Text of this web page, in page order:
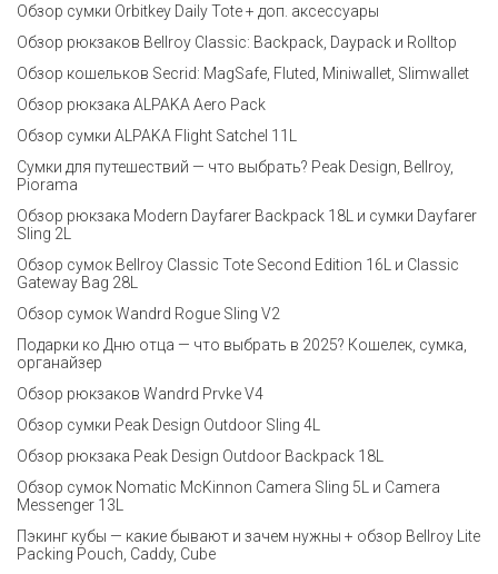
Обзор сумки Orbitkey Daily Tote + доп. аксессуары
Обзор рюкзаков Bellroy Classic: Backpack, Daypack и Rolltop
Обзор кошельков Secrid: MagSafe, Fluted, Miniwallet, Slimwallet
Обзор рюкзака ALPAKA Aero Pack
Обзор сумки ALPAKA Flight Satchel 11L
Сумки для путешествий — что выбрать? Peak Design, Bellroy,
Piorama
Обзор рюкзака Modern Dayfarer Backpack 18L и сумки Dayfarer
Sling 2L
Обзор сумок Bellroy Classic Tote Second Edition 16L и Classic
Gateway Bag 28L
Обзор сумок Wandrd Rogue Sling V2
Подарки ко Дню отца — что выбрать в 2025? Кошелек, сумка,
органайзер
Обзор рюкзаков Wandrd Prvke V4
Обзор сумки Peak Design Outdoor Sling 4L
Обзор рюкзака Peak Design Outdoor Backpack 18L
Обзор сумок Nomatic McKinnon Camera Sling 5L и Camera
Messenger 13L
Пэкинг кубы — какие бывают и зачем нужны + обзор Bellroy Lite
Packing Pouch, Caddy, Cube